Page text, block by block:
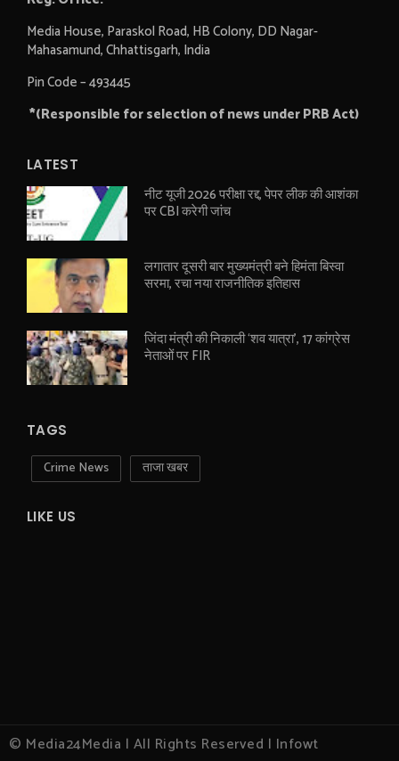
Media House, Paraskol Road, HB Colony, DD Nagar-
Mahasamund, Chhattisgarh, India
Pin Code – 493445
*(Responsible for selection of news under PRB Act)
LATEST
नीट यूजी 2026 परीक्षा रद्द, पेपर लीक की आशंका
पर CBI करेगी जांच
लगातार दूसरी बार मुख्यमंत्री बने हिमंता बिस्वा
सरमा, रचा नया राजनीतिक इतिहास
जिंदा मंत्री की निकाली ‘शव यात्रा’, 17 कांग्रेस
नेताओं पर FIR
TAGS
Crime News ताजा खबर
LIKE US
© Media24Media | All Rights Reserved | Infowt